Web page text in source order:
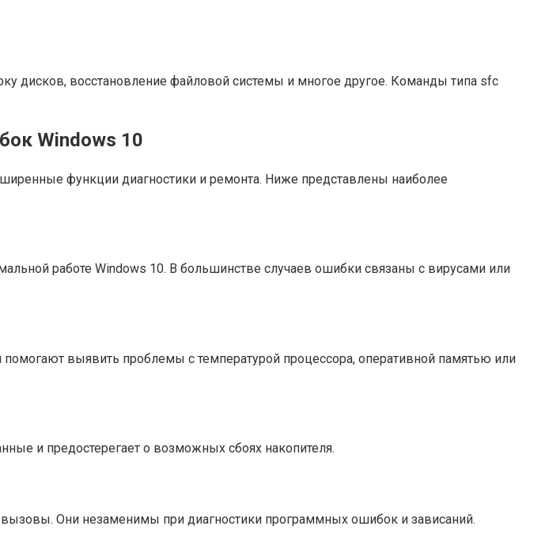
дисков, восстановление файловой системы и многое другое. Команды типа sfc
Windows 10
функции диагностики и ремонта. Ниже представлены наиболее
работе Windows 10. В большинстве случаев ошибки связаны с вирусами или
выявить проблемы с температурой процессора, оперативной памятью или
и предостерегает о возможных сбоях накопителя.
Они незаменимы при диагностики программных ошибок и зависаний.